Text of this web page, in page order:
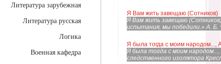
Литература зарубежная
Литература русская
Логика
Военная кафедра
Я Вам жить завещаю (Сотников)
Я Вам жить завещаю
испытания, мы победили.» А. Б.
Я была тогда с моим народом...,
Я была тогда с моим
следственного изолятора